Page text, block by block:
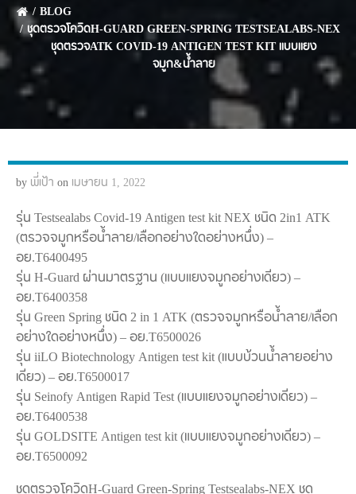
BLOG
ชุดตรวจโควิดH-GUARD GREEN-SPRING TESTSEALABS-NEX
ชุดตรวจATK COVID-19 ANTIGEN TEST KIT แบบแยง
จมูก&น้ำลาย
byพี่เป้าonเมษายน 1, 2022
รุ่น Testsealabs Covid-19 Antigen test kit NEX ชนิด 2in1 ATK
(ตรวจจมูกหรือน้ำลาย/เลือกอย่างใดอย่างหนึ่ง) –
อย.T6400495
รุ่น H-Guard ผ่านมาตรฐาน (แบบแยงจมูกอย่างเดียว) –
อย.T6400358
รุ่น Green Spring ชนิด 2 in 1 ATK (ตรวจจมูกหรือน้ำลาย/เลือก
อย่างใดอย่างหนึ่ง) – อย.T6500026
รุ่น iiLO Biotechnology Antigen test kit (แบบบ้วนน้ำลายอย่าง
เดียว) – อย.T6500017
รุ่น Seinofy Antigen Rapid Test (แบบแยงจมูกอย่างเดียว) –
อย.T6400538
รุ่น GOLDSITE Antigen test kit (แบบแยงจมูกอย่างเดียว) –
อย.T6500092